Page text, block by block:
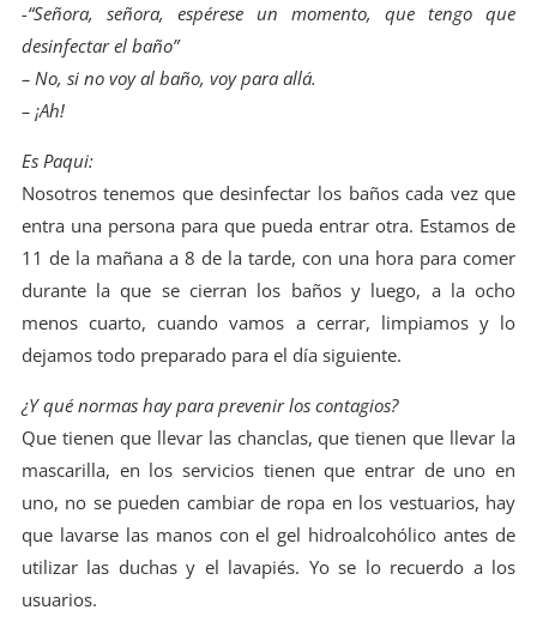
-“Señora, señora, espérese un momento, que tengo que
desinfectar el baño”
– No, si no voy al baño, voy para allá.
– ¡Ah!
Es Paqui:
Nosotros tenemos que desinfectar los baños cada vez que
entra una persona para que pueda entrar otra. Estamos de
11 de la mañana a 8 de la tarde, con una hora para comer
durante la que se cierran los baños y luego, a la ocho
menos cuarto, cuando vamos a cerrar, limpiamos y lo
dejamos todo preparado para el día siguiente.
¿Y qué normas hay para prevenir los contagios?
Que tienen que llevar las chanclas, que tienen que llevar la
mascarilla, en los servicios tienen que entrar de uno en
uno, no se pueden cambiar de ropa en los vestuarios, hay
que lavarse las manos con el gel hidroalcohólico antes de
utilizar las duchas y el lavapiés. Yo se lo recuerdo a los
usuarios.